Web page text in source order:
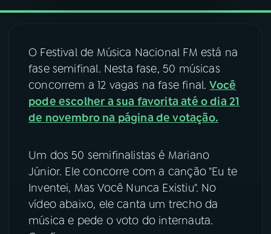
08FESTIVAL DE MÚSICA
ACOMPANHE A RÁDIO NACIONAL
Instagram X
TikTok
O Festival de Música Nacional FM está na
fase semifinal. Nesta fase, 50 músicas
concorrem a 12 vagas na fase final.Você
pode escolher a sua favorita até o dia 21
de novembro na página de votação.
Um dos 50 semifinalistas é Mariano
Júnior. Ele concorre com a canção "Eu te
Inventei, Mas Você Nunca Existiu". No
vídeo abaixo, ele canta um trecho da
música e pede o voto do internauta.